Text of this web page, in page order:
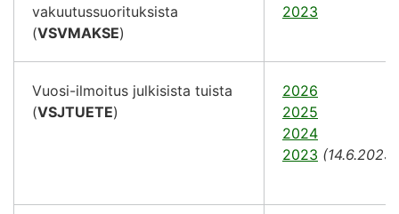
vakuutussuorituksista
(VSVMAKSE)
2023
Vuosi-ilmoitus julkisista tuista
(VSJTUETE)
2026
2025
2024
2023 (14.6.2023)